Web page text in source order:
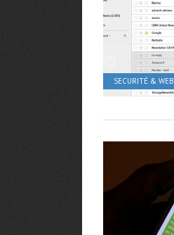
SECURITÉ & WEB